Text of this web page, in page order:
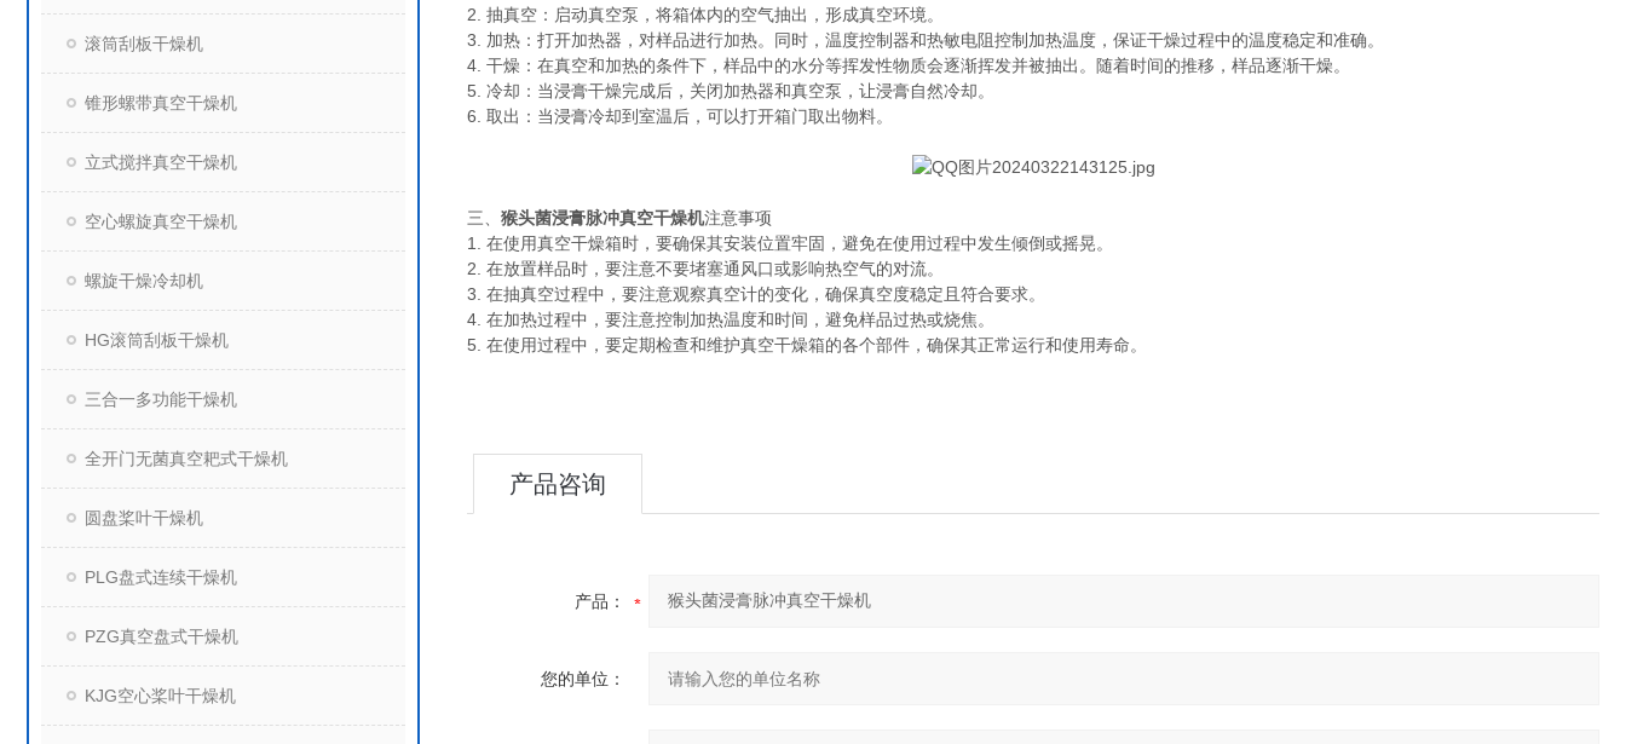
滚筒刮板干燥机
锥形螺带真空干燥机
立式搅拌真空干燥机
空心螺旋真空干燥机
螺旋干燥冷却机
HG滚筒刮板干燥机
三合一多功能干燥机
全开门无菌真空耙式干燥机
圆盘桨叶干燥机
PLG盘式连续干燥机
PZG真空盘式干燥机
KJG空心桨叶干燥机
2. 抽真空：启动真空泵，将箱体内的空气抽出，形成真空环境。
3. 加热：打开加热器，对样品进行加热。同时，温度控制器和热敏电阻控制加热温度，保证干燥过程中的温度稳定和准确。
4. 干燥：在真空和加热的条件下，样品中的水分等挥发性物质会逐渐挥发并被抽出。随着时间的推移，样品逐渐干燥。
5. 冷却：当浸膏干燥完成后，关闭加热器和真空泵，让浸膏自然冷却。
6. 取出：当浸膏冷却到室温后，可以打开箱门取出物料。
三、 猴头菌浸膏脉冲真空干燥机注意事项
1. 在使用真空干燥箱时，要确保其安装位置牢固，避免在使用过程中发生倾倒或摇晃。
2. 在放置样品时，要注意不要堵塞通风口或影响热空气的对流。
3. 在抽真空过程中，要注意观察真空计的变化，确保真空度稳定且符合要求。
4. 在加热过程中，要注意控制加热温度和时间，避免样品过热或烧焦。
5. 在使用过程中，要定期检查和维护真空干燥箱的各个部件，确保其正常运行和使用寿命。
产品咨询
产品：
您的单位：